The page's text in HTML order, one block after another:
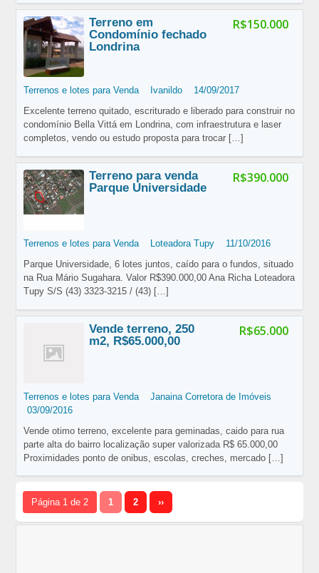
R$150.000
Terreno em
Condomínio fechado
Londrina
Terrenos e lotes para Venda Ivanildo
14/09/2017
Excelente terreno quitado, escriturado e liberado para construir no
condomínio Bella Vittá em Londrina, com infraestrutura e laser
completos, vendo ou estudo proposta para trocar […]
R$390.000
Terreno para venda
Parque Universidade
Terrenos e lotes para Venda Loteadora Tupy
11/10/2016
Parque Universidade, 6 lotes juntos, caído para o fundos, situado
na Rua Mário Sugahara. Valor R$390.000,00 Ana Richa Loteadora
Tupy S/S (43) 3323-3215 / (43) […]
R$65.000
Vende terreno, 250
m2, R$65.000,00
Terrenos e lotes para Venda
Janaina Corretora de Imóveis
03/09/2016
Vende otimo terreno, excelente para geminadas, caido para rua
parte alta do bairro localização super valorizada R$ 65.000,00
Proximidades ponto de onibus, escolas, creches, mercado […]
Página 1 de 2 1 2 ››